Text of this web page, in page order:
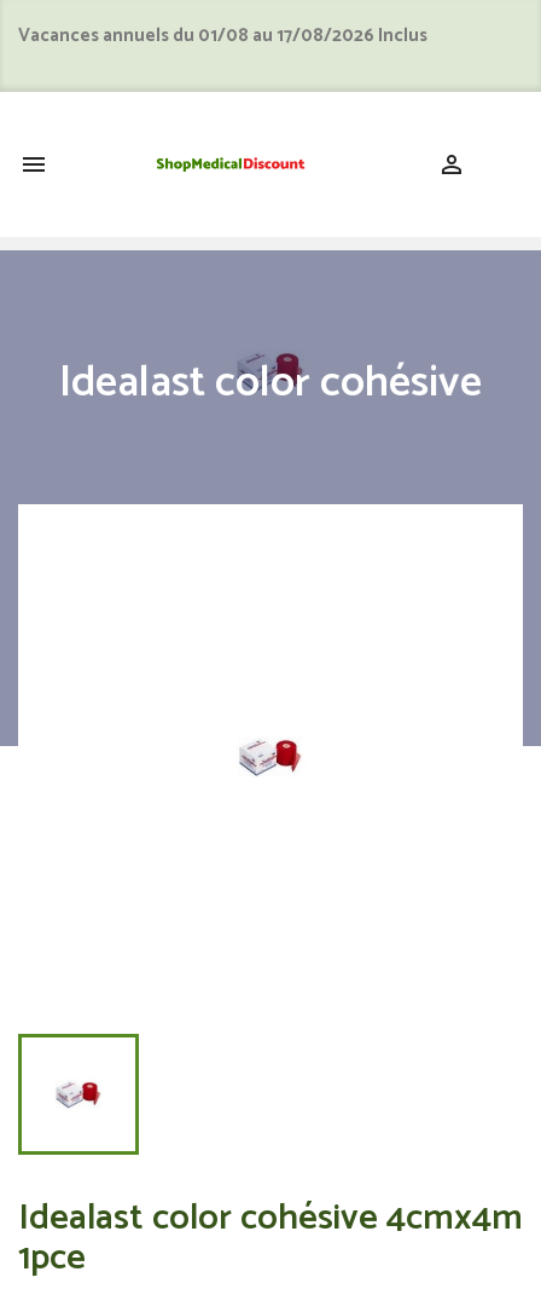
Vacances annuels du 01/08 au 17/08/2026 Inclus
 
Idealast color cohésive
Idealast color cohésive 4cmx4m
1pce